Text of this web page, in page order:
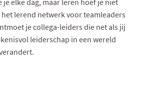
lerend netwerk voor teamleaders
je collega-leiders die net als jij
leiderschap in een wereld